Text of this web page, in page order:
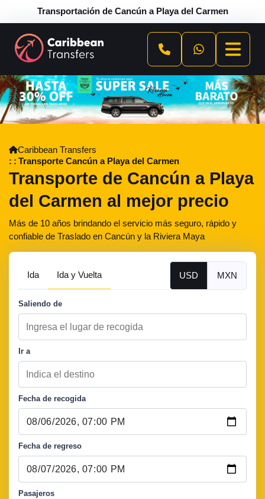
Transportación de Cancún a Playa del Carmen
Caribbean Transfers
Transporte Cancún a Playa del Carmen
Transporte de Cancún a Playa
del Carmen al mejor precio
Más de 10 años brindando el servicio más seguro, rápido y
confiable de Traslado en Cancún y la Riviera Maya
Ida Ida y Vuelta USD MXN
Saliendo de
Ir a
Fecha de recogida
Fecha de regreso
Pasajeros